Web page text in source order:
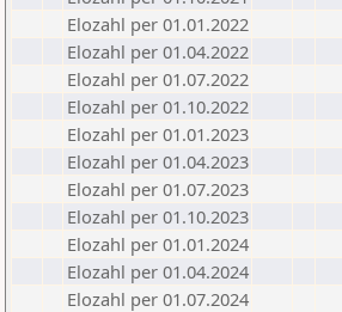
Elozahl per 01.01.2022
Elozahl per 01.04.2022
Elozahl per 01.07.2022
Elozahl per 01.10.2022
Elozahl per 01.01.2023
Elozahl per 01.04.2023
Elozahl per 01.07.2023
Elozahl per 01.10.2023
Elozahl per 01.01.2024
Elozahl per 01.04.2024
Elozahl per 01.07.2024